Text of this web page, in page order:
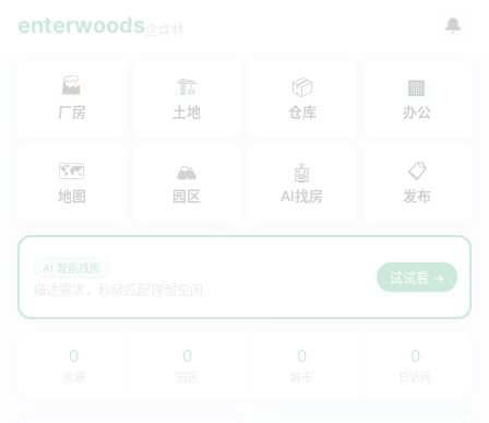
enterwoods 🔔
🏭
厂房
🏗
土地
📦
仓库
🏢
办公
🗺
地图
🏔
园区
🤖
AI找房
📋
发布
AI 智能找房
试试看 →
0 0 0 0